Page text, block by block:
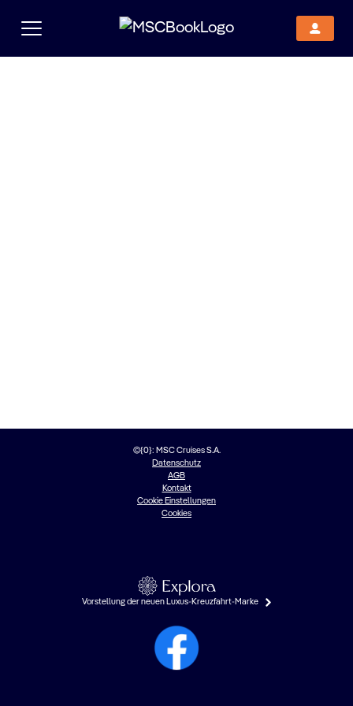
©{0}: MSC Cruises S.A.
Datenschutz
AGB
Kontakt
Cookie Einstellungen
Cookies
Vorstellung der neuen Luxus-Kreuzfahrt-Marke